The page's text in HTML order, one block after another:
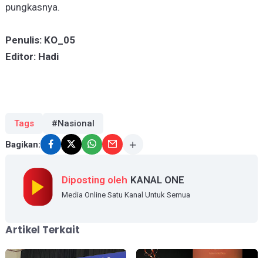
pungkasnya.
Penulis: KO_05
Editor: Hadi
Tags #Nasional
Bagikan:
Diposting oleh KANAL ONE
Media Online Satu Kanal Untuk Semua
Artikel Terkait